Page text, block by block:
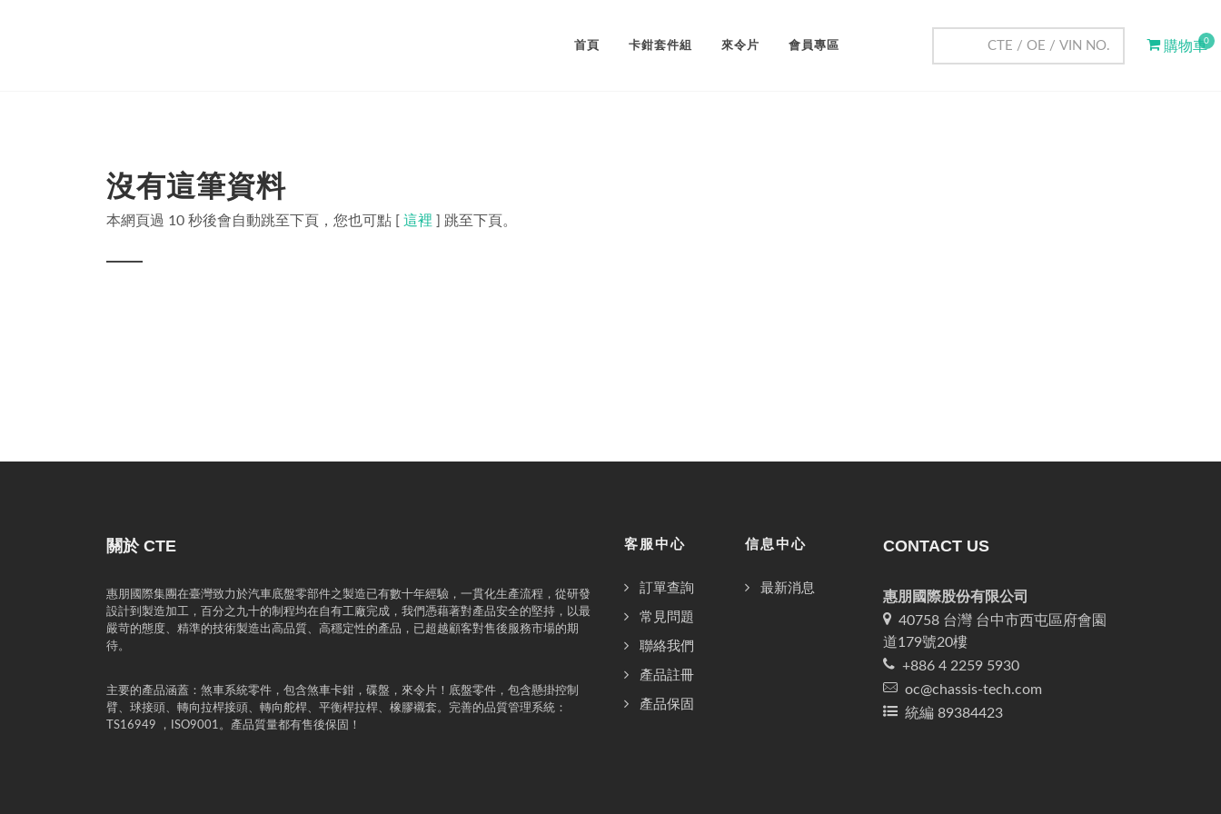
購物車0
首頁 卡鉗套件組 來令片 會員專區
沒有這筆資料
本網頁過 10 秒後會自動跳至下頁，您也可點 [ 這裡 ] 跳至下頁。
關於 CTE
惠朋國際集團在臺灣致力於汽車底盤零部件之製造已有數十年經驗，一貫化生產流程，從研發
設計到製造加工，百分之九十的制程均在自有工廠完成，我們憑藉著對產品安全的堅持，以最
嚴苛的態度、精準的技術製造出高品質、高穩定性的產品，已超越顧客對售後服務市場的期
待。
主要的產品涵蓋：煞車系統零件，包含煞車卡鉗，碟盤，來令片！底盤零件，包含懸掛控制
臂、球接頭、轉向拉桿接頭、轉向舵桿、平衡桿拉桿、橡膠襯套。完善的品質管理系統：
TS16949 ，ISO9001。產品質量都有售後保固！
客服中心
訂單查詢
常見問題
聯絡我們
產品註冊
產品保固
信息中心
最新消息
CONTACT US
惠朋國際股份有限公司
40758 台灣 台中市西屯區府會園
道179號20樓
+886 4 2259 5930
oc@chassis-tech.com
統編 89384423